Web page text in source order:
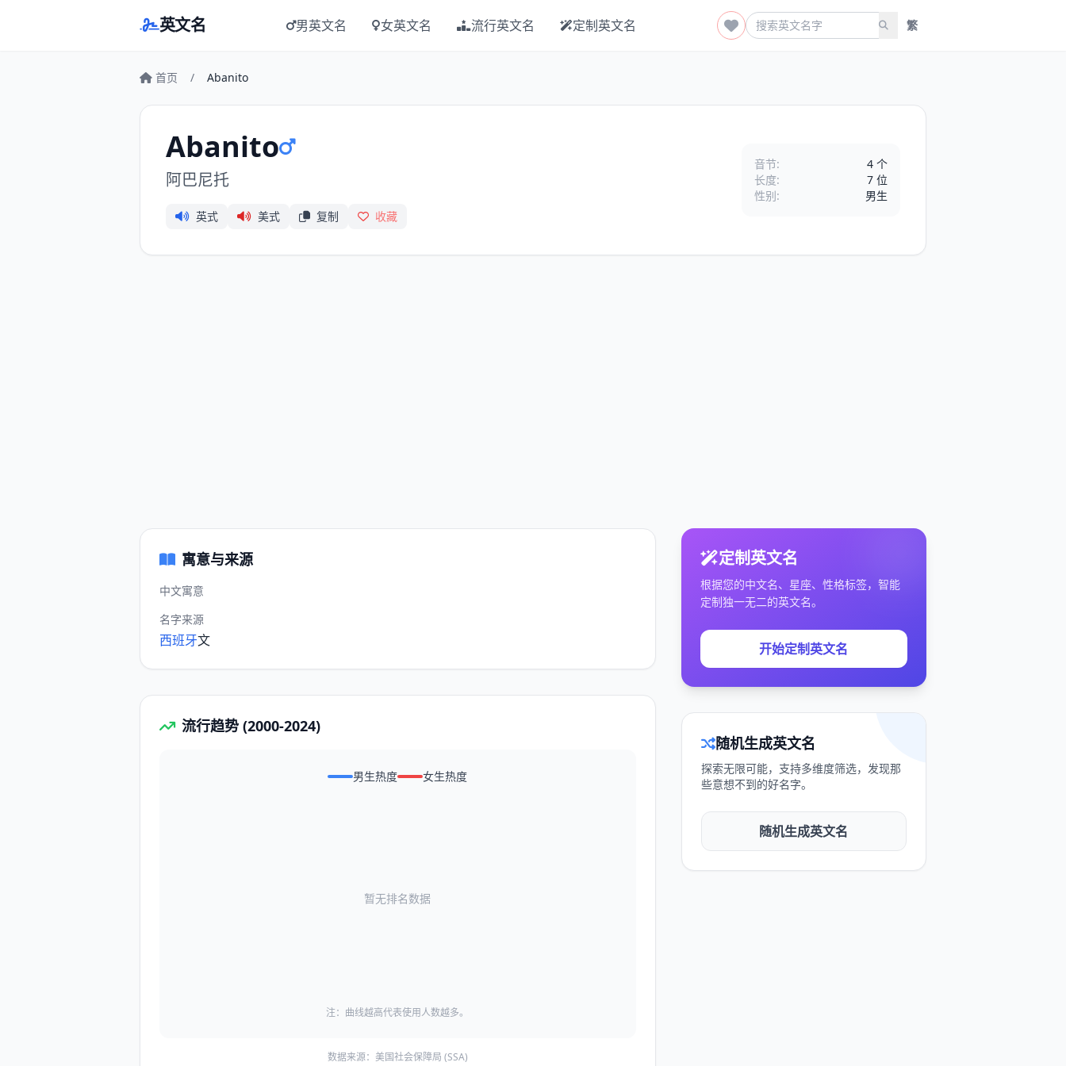
英文名 男英文名 女英文名 流行英文名 定制英文名 繁
首页 / Abanito
Abanito
阿巴尼托
英式 美式 复制 收藏
音节:
4 个
长度:
7 位
性别:
男生
寓意与来源
中文寓意
名字来源
西班牙文
流行趋势 (2000-2024)
男生热度 女生热度
暂无排名数据
注：曲线越高代表使用人数越多。
数据来源：美国社会保障局 (SSA)
定制英文名
根据您的中文名、星座、性格标签，智能
定制独一无二的英文名。
开始定制英文名
随机生成英文名
探索无限可能，支持多维度筛选，发现那
些意想不到的好名字。
随机生成英文名